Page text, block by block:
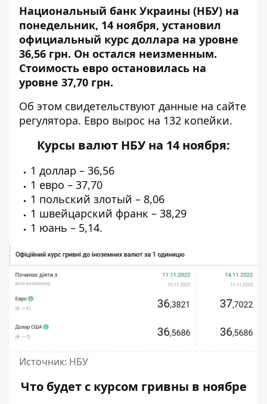
Национальный банк Украины (НБУ) на
понедельник, 14 ноября, установил
официальный курс доллара на уровне
36,56 грн. Он остался неизменным.
Стоимость евро остановилась на
уровне 37,70 грн.
Об этом свидетельствуют данные на сайте
регулятора. Евро вырос на 132 копейки.
Курсы валют НБУ на 14 ноября:
1 доллар – 36,56
1 евро – 37,70
1 польский злотый – 8,06
1 швейцарский франк – 38,29
1 юань – 5,14.
Источник: НБУ
Что будет с курсом гривны в ноябре